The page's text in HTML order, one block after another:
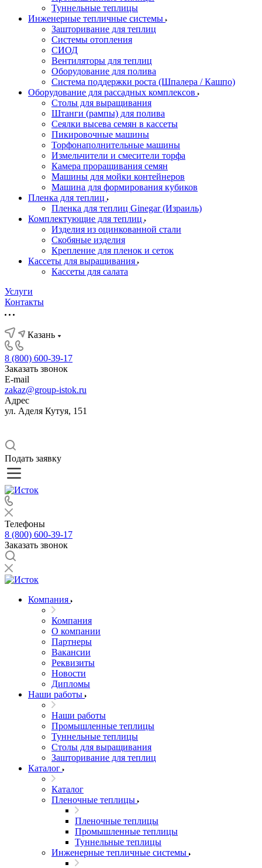
Туннельные теплицы
Инженерные тепличные системы
Зашторивание для теплиц
Системы отопления
СИОД
Вентиляторы для теплиц
Оборудование для полива
Система поддержки роста (Шпалера / Кашпо)
Оборудование для рассадных комплексов
Столы для выращивания
Штанги (рампы) для полива
Сеялки высева семян в кассеты
Пикировочные машины
Торфонаполнительные машины
Измельчители и смесители торфа
Камера проращивания семян
Машины для мойки контейнеров
Машина для формирования кубиков
Пленка для теплиц
Пленка для теплиц Ginegar (Израиль)
Комплектующие для теплиц
Изделия из оцинкованной стали
Скобяные изделия
Крепление для пленок и сеток
Кассеты для выращивания
Кассеты для салата
Услуги
Контакты
Казань
8 (800) 600-39-17
Заказать звонок
E-mail
zakaz@group-istok.ru
Адрес
ул. Аделя Кутуя, 151
Подать заявку
Телефоны
8 (800) 600-39-17
Заказать звонок
Компания
Компания
О компании
Партнеры
Вакансии
Реквизиты
Новости
Дипломы
Наши работы
Наши работы
Промышленные теплицы
Туннельные теплицы
Столы для выращивания
Зашторивание для теплиц
Каталог
Каталог
Пленочные теплицы
Пленочные теплицы
Промышленные теплицы
Туннельные теплицы
Инженерные тепличные системы